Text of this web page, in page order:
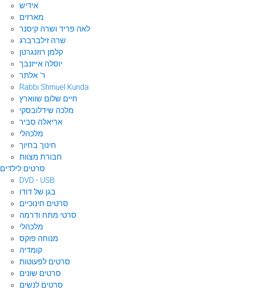
אידיש
מארזים
לאה פריד ושרה קיסנר
שרה זילברברג
קלמן רוזנגרטן
יוסלה אייזנבך
ר' אלתר
Rabbi Shmuel Kunda
חיים שלום שווארץ
מלכה שידלובסקי
אריאלה סביר
מלכהלי
חינוך בחיוך
חבורת מצוות
סרטים לילדים
DVD - USB
בגן של דודו
סרטים חינוכיים
סרטי מתח ודרמה
מלכהלי
מנוחה פוקס
קומדיה
סרטים לפעוטות
סרטים שונים
סרטים לנשים